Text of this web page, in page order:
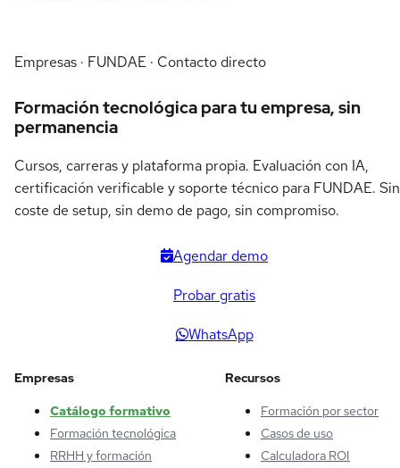
Empresas · FUNDAE · Contacto directo
Formación tecnológica para tu empresa, sin
permanencia
Cursos, carreras y plataforma propia. Evaluación con IA,
certificación verificable y soporte técnico para FUNDAE. Sin
coste de setup, sin demo de pago, sin compromiso.
Agendar demo
Probar gratis
WhatsApp
Empresas
Catálogo formativo
Formación tecnológica
RRHH y formación
Recursos
Formación por sector
Casos de uso
Calculadora ROI